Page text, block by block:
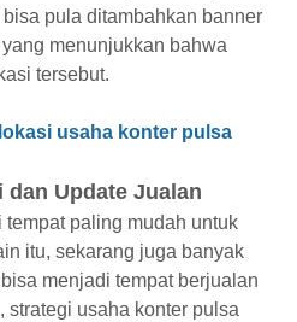
pula ditambahkan banner
menunjukkan bahwa
tersebut.
usaha konter pulsa
dan Update Jualan
paling mudah untuk
itu, sekarang juga banyak
menjadi tempat berjualan
strategi usaha konter pulsa